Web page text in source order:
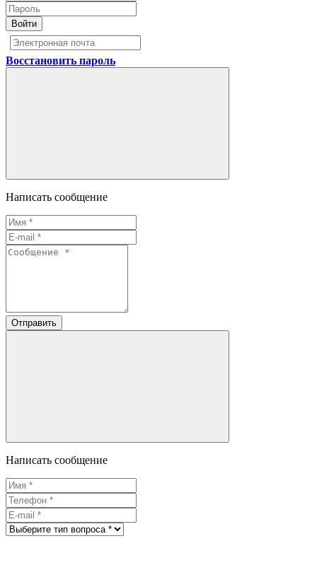
Войти
Восстановить пароль
Написать сообщение
Отправить
Написать сообщение